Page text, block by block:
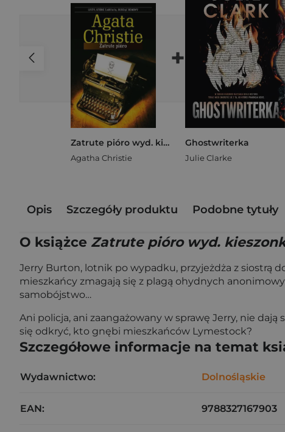
Zatrute pióro wyd. kieszonkowe
Agatha Christie
+
Ghostwriterka
Julie Clarke
Opis Szczegóły produktu Podobne tytuły
O książce Zatrute pióro wyd.
Jerry Burton, lotnik po wypadku, przyjeżdża z siostrą
mieszkańcy zmagają się z plagą ohydnych
samobójstwo…
Ani policja, ani zaangażowany w sprawę Jerry, nie
się odkryć, kto gnębi mieszkańców Lymestock?
Szczegółowe informacje na temat
Wydawnictwo: Dolnośląskie
EAN: 9788327167903